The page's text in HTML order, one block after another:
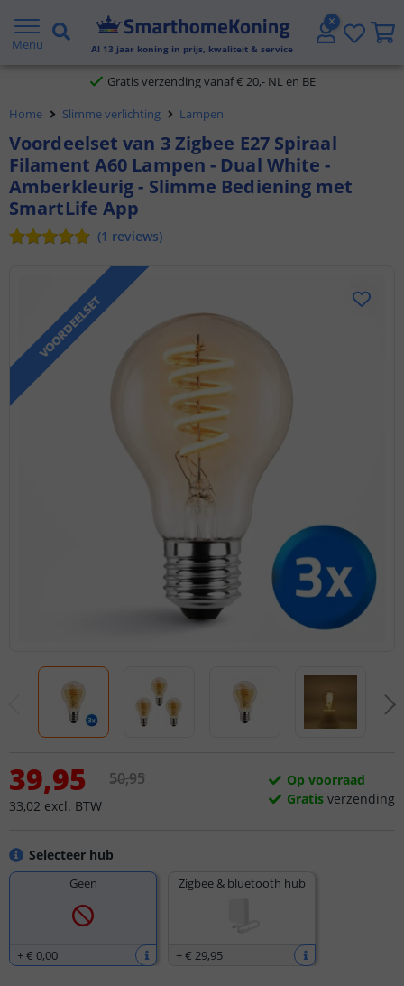
Menu Al 13 jaar koning in prijs, kwaliteit & service
2 jaar garantie
Gratis verzending vanaf € 20,- NL en BE
Klantbeoordeling 9.1
Voor 23:45 uur besteld,morgen in huis
Home Slimme verlichting Lampen
Voordeelset van 3 Zigbee E27 Spiraal
Filament A60 Lampen - Dual White -
Amberkleurig - Slimme Bediening met
SmartLife App
(1 reviews)
VOORDEELSET
Selecteer hub
Geen
+€ 0,00
Zigbee & bluetooth hub
+€ 29,95
39,95
33,02 excl. BTW
50,95
Op voorraad
Gratis verzending